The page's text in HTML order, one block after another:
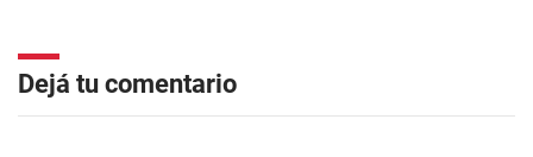
Dejá tu comentario